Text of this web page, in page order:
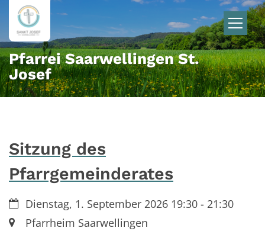
Zum Inhalt springen
Pfarrei Saarwellingen St.
Josef
Sitzung des
Pfarrgemeinderates
Datum:Dienstag, 1. September 2026 19:30 - 21:30
Ort:Pfarrheim Saarwellingen